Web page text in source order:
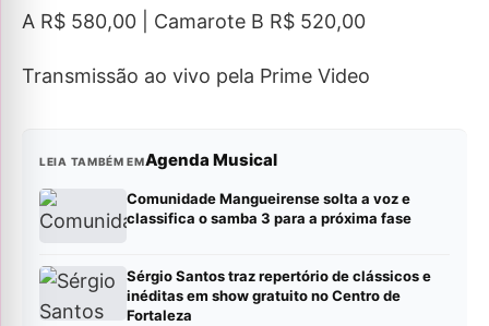
A R$ 580,00 | Camarote B R$ 520,00
Transmissão ao vivo pela Prime Video
LEIA TAMBÉM EMAgenda Musical
Comunidade Mangueirense solta a voz e
classifica o samba 3 para a próxima fase
Sérgio Santos traz repertório de clássicos e
inéditas em show gratuito no Centro de
Fortaleza